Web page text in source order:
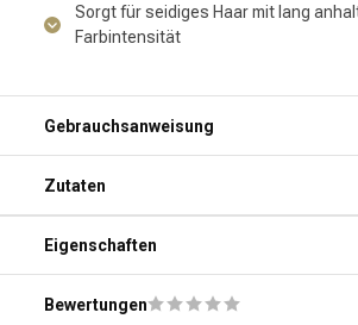
Sorgt für seidiges Haar mit lang
Farbintensität
Gebrauchsanweisung
Schritt 2: Trage eine kleine Menge des
Handflächen auf.
Schritt 3: Verteile das Produkt
Schritt 4: Lasse das Produkt einige
Schritt 5: Spüle dein Haar gründlich mit
Zutaten
Eigenschaften
Bewertungen